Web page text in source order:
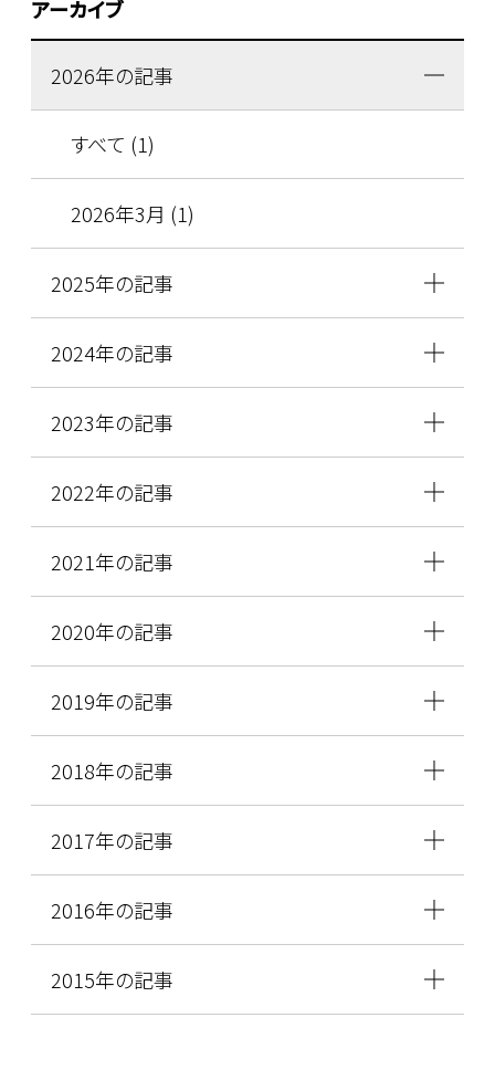
アーカイブ
2026年の記事
すべて (1)
2026年3月 (1)
2025年の記事
2024年の記事
2023年の記事
2022年の記事
2021年の記事
2020年の記事
2019年の記事
2018年の記事
2017年の記事
2016年の記事
2015年の記事